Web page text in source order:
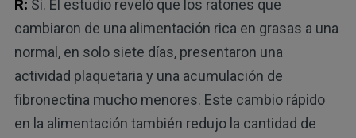
R: Sí. El estudio reveló que los ratones que
cambiaron de una alimentación rica en grasas a una
normal, en solo siete días, presentaron una
actividad plaquetaria y una acumulación de
fibronectina mucho menores. Este cambio rápido
en la alimentación también redujo la cantidad de